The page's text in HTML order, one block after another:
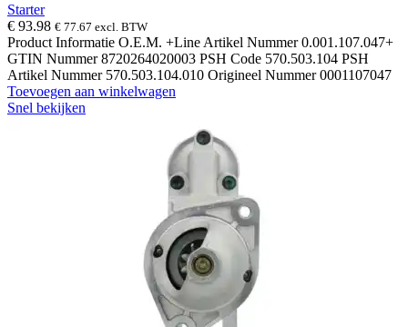
Starter
€ 93.98 € 77.67 excl. BTW
Product Informatie O.E.M. +Line Artikel Nummer 0.001.107.047+
GTIN Nummer 8720264020003 PSH Code 570.503.104 PSH
Artikel Nummer 570.503.104.010 Origineel Nummer 0001107047
Toevoegen aan winkelwagen
Snel bekijken